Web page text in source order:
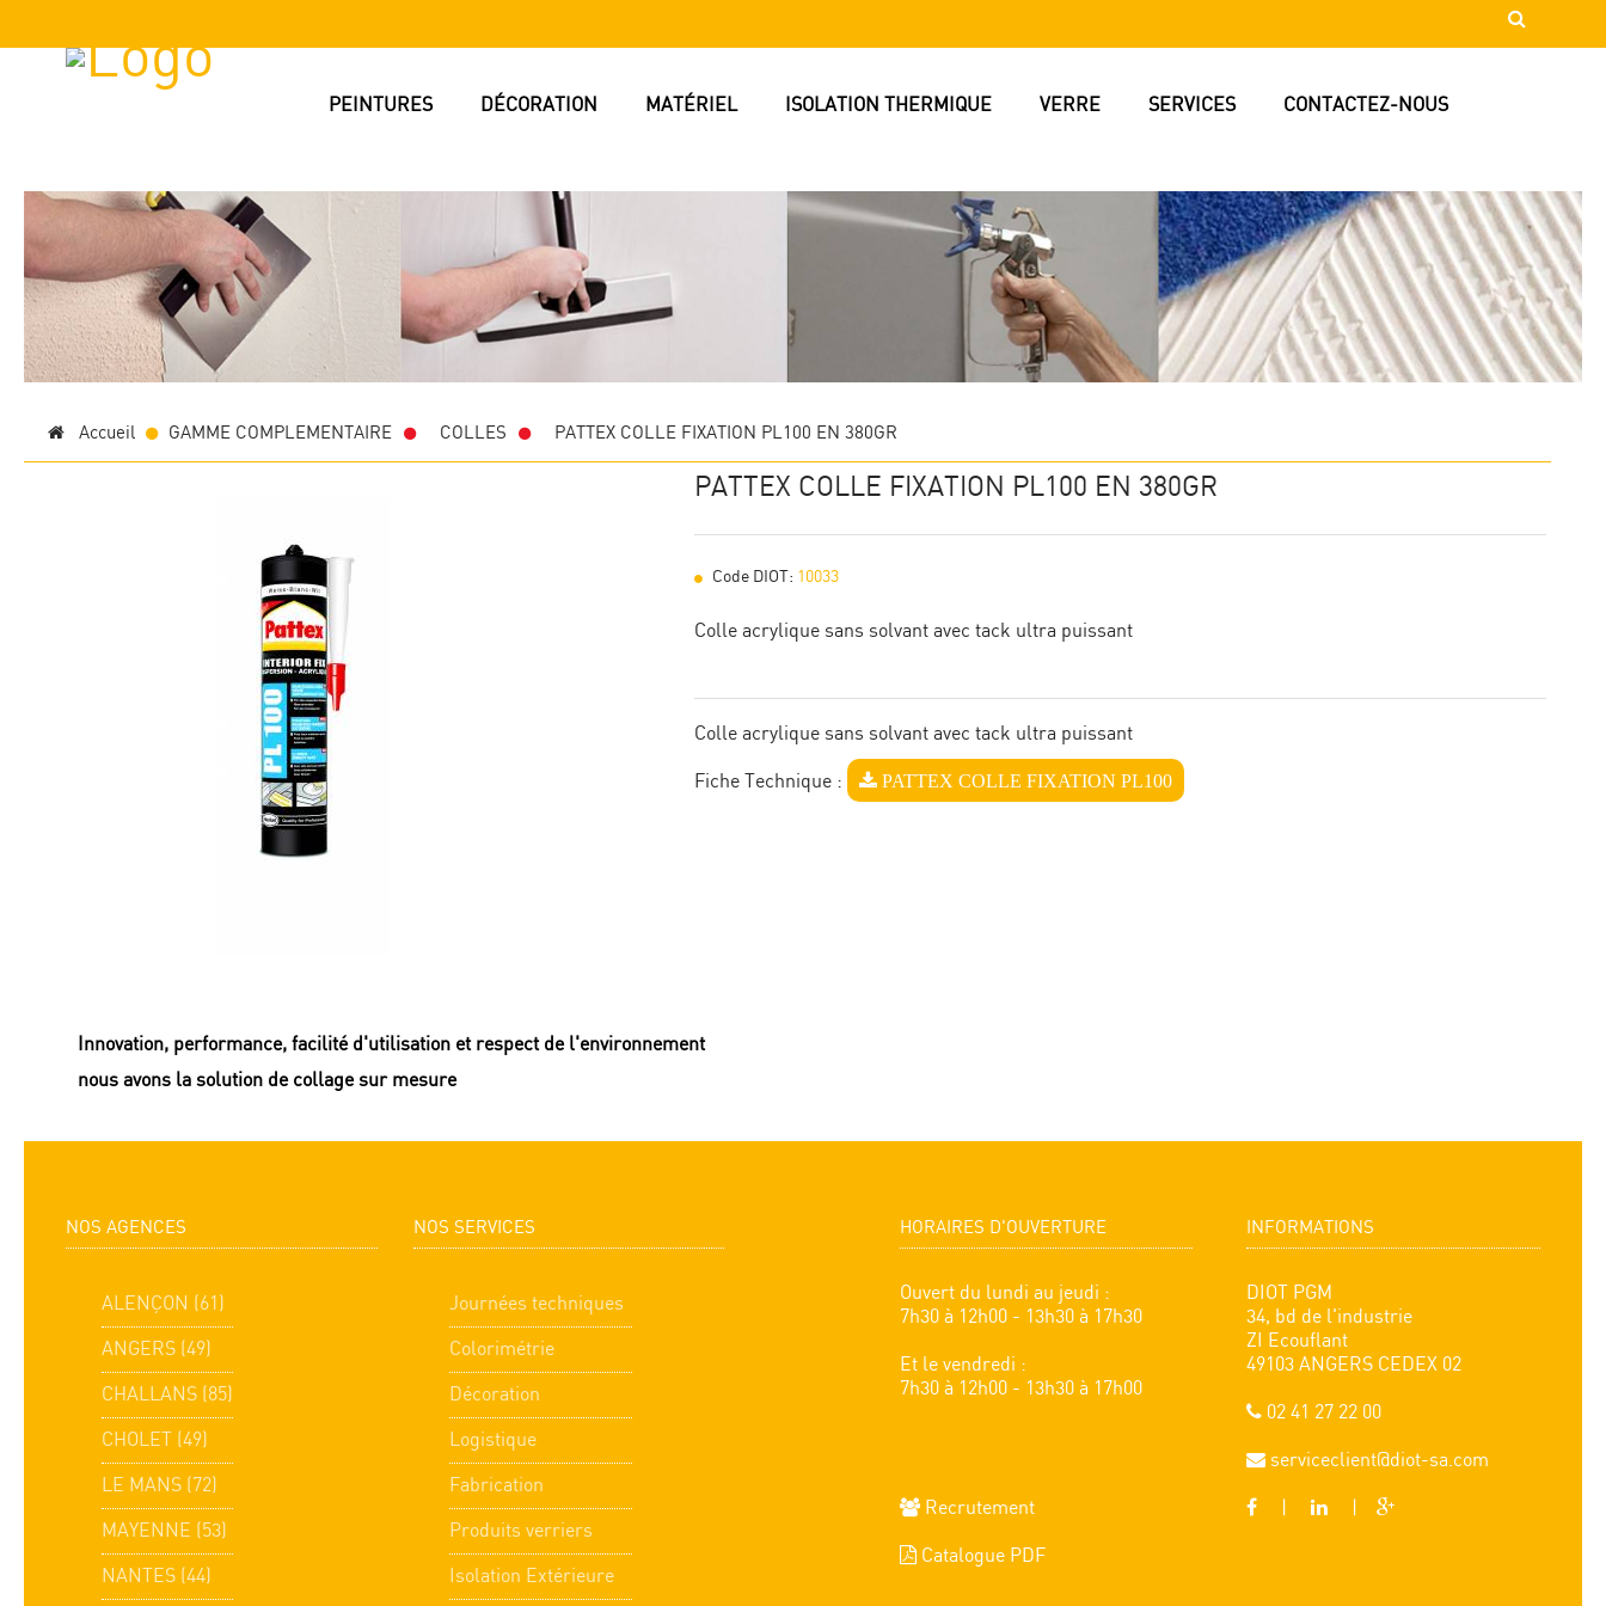
PEINTURES DÉCORATION MATÉRIEL ISOLATION THERMIQUE VERRE SERVICES CONTACTEZ-NOUS
Accueil GAMME COMPLEMENTAIRE > COLLES > PATTEX COLLE FIXATION PL100 EN 380GR
PATTEX COLLE FIXATION PL100 EN 380GR
Code DIOT: 10033
Colle acrylique sans solvant avec tack ultra puissant
Colle acrylique sans solvant avec tack ultra puissant
Fiche Technique : PATTEX COLLE FIXATION PL100
Innovation, performance, facilité d'utilisation et respect de l'environnement
nous avons la solution de collage sur mesure
NOS AGENCES
ALENÇON (61)
ANGERS (49)
CHALLANS (85)
CHOLET (49)
LE MANS (72)
MAYENNE (53)
NANTES (44)
NOS SERVICES
Journées techniques
Colorimétrie
Décoration
Logistique
Fabrication
Produits verriers
Isolation Extérieure
INFORMATIONS
DIOT PGM
34, bd de l'industrie
ZI Ecouflant
49103 ANGERS CEDEX 02
02 41 27 22 00
serviceclient@diot-sa.com
| |
HORAIRES D'OUVERTURE
Ouvert du lundi au jeudi :
7h30 à 12h00 - 13h30 à 17h30
Et le vendredi :
7h30 à 12h00 - 13h30 à 17h00
Recrutement
Catalogue PDF